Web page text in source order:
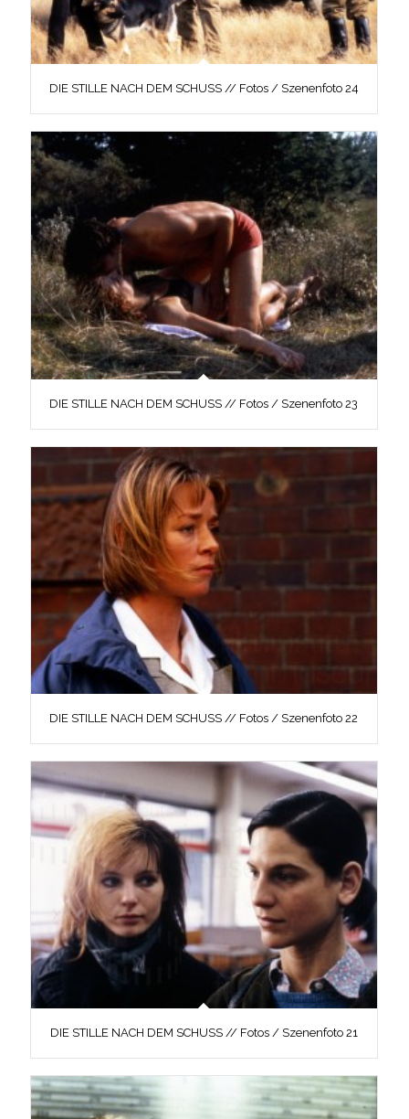
DIE STILLE NACH DEM SCHUSS // Fotos / Szenenfoto 24
DIE STILLE NACH DEM SCHUSS // Fotos / Szenenfoto 23
DIE STILLE NACH DEM SCHUSS // Fotos / Szenenfoto 22
DIE STILLE NACH DEM SCHUSS // Fotos / Szenenfoto 21